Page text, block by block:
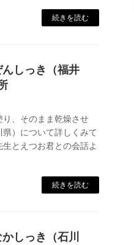
続きを読む
しっき（福井
、そのまま乾燥させ
）について詳しくみて
とえつお君との会話よ
続きを読む
しっき（石川